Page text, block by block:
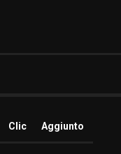
Clic Aggiunto